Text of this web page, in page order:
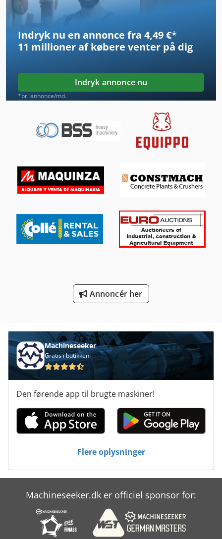
International 2674
International 433
International 434
International 560
Kgs 1670
Ks 205
Manual
Meh 5 2 1 8 B
Off-Road Biler
Overveje Transport
Indryk nu en annonce fra 4,49 €*
11 millioner af købere venter på dig
Indryk annonce nu
*pr. annonce/md.
Annoncér her
Machineseeker
Gratis i butikken
Den førende app til brugte maskiner!
Flere oplysninger
Machineseeker.dk er officiel sponsor for: